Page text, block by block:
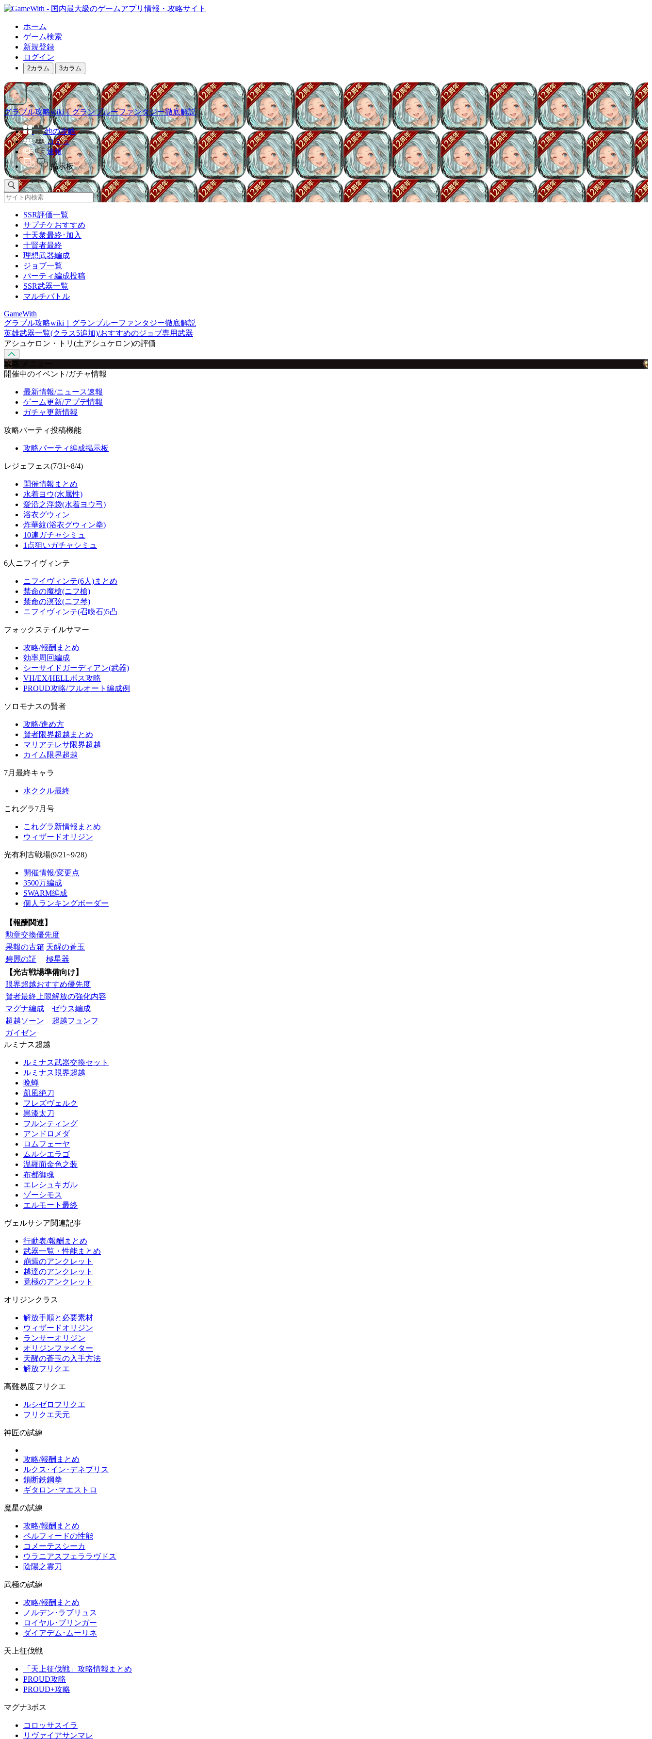
ホーム
ゲーム検索
新規登録
ログイン
2カラム 3カラム
グラブル攻略wiki｜グランブルーファンタジー徹底解説
他の攻略
コミュ
速報
掲示板
SSR評価一覧
サプチケおすすめ
十天衆最終･加入
十賢者最終
理想武器編成
ジョブ一覧
パーティ編成投稿
SSR武器一覧
マルチバトル
GameWith
グラブル攻略wiki｜グランブルーファンタジー徹底解説
英雄武器一覧(クラス5追加)/おすすめのジョブ専用武器
アシュケロン・トリ(土アシュケロン)の評価
攻略 メニュー
開催中のイベント/ガチャ情報
最新情報/ニュース速報
ゲーム更新/アプデ情報
ガチャ更新情報
攻略パーティ投稿機能
攻略パーティ編成掲示板
レジェフェス(7/31~8/4)
開催情報まとめ
水着ヨウ(水属性)
愛沿之浮袋(水着ヨウ弓)
浴衣グウィン
炸華紋(浴衣グウィン拳)
10連ガチャシミュ
1点狙いガチャシミュ
6人ニフイヴィンテ
ニフイヴィンテ(6人)まとめ
禁命の魔槍(ニフ槍)
禁命の溟弦(ニフ琴)
ニフイヴィンテ(召喚石)5凸
フォックステイルサマー
攻略/報酬まとめ
効率周回編成
シーサイドガーディアン(武器)
VH/EX/HELLボス攻略
PROUD攻略/フルオート編成例
ソロモナスの賢者
攻略/進め方
賢者限界超越まとめ
マリアテレサ限界超越
カイム限界超越
7月最終キャラ
水ククル最終
これグラ7月号
これグラ新情報まとめ
ウィザードオリジン
光有利古戦場(9/21~9/28)
開催情報/変更点
3500万編成
SWARM編成
個人ランキングボーダー
【報酬関連】
勲章交換優先度
果報の古箱 天醒の蒼玉
碧麗の証
極星器
【光古戦場準備向け】
限界超越おすすめ優先度
賢者最終上限解放の強化内容
マグナ編成
ゼウス編成
超越ソーン
超越フュンフ
ガイゼン
ルミナス超越
ルミナス武器交換セット
ルミナス限界超越
晩蝉
凱風絶刀
フレズヴェルク
黒漆太刀
フルンティング
アンドロメダ
ロムフェーヤ
ムルシエラゴ
温羅面金色之装
布都御魂
エレシュキガル
ゾーシモス
エルモート最終
ヴェルサシア関連記事
行動表/報酬まとめ
武器一覧・性能まとめ
崩焉のアンクレット
越達のアンクレット
竟極のアンクレット
オリジンクラス
解放手順と必要素材
ウィザードオリジン
ランサーオリジン
オリジンファイター
天醒の蒼玉の入手方法
解放フリクエ
高難易度フリクエ
ルシゼロフリクエ
フリクエ天元
神匠の試練
攻略/報酬まとめ
ルクス･イン･デネブリス
鎖断鉄鋼拳
ギタロン･マエストロ
魔星の試練
攻略/報酬まとめ
ペルフィードの性能
コメーテスシーカ
ウラニアスフェララヴドス
陰陽之霊刀
武極の試練
攻略/報酬まとめ
ノルデン･ラブリュス
ロイヤル･ブリンガー
ダイアデム･ムーリネ
天上征伐戦
「天上征伐戦」攻略情報まとめ
PROUD攻略
PROUD+攻略
マグナ3ボス
コロッサスイラ
リヴァイアサンマレ